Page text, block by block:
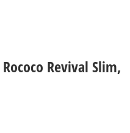
Revival Slim,